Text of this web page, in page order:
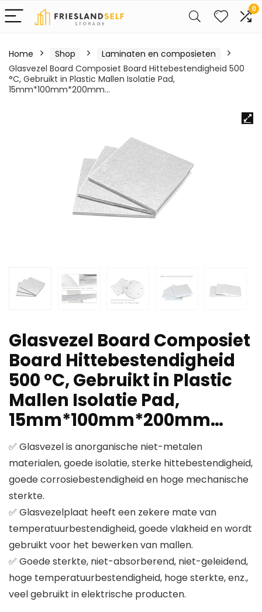
0
Home Shop
Laminaten en composieten
Glasvezel Board Composiet Board Hittebestendigheid 500
°C, Gebruikt in Plastic Mallen Isolatie Pad,
15mm*100mm*200mm…
Glasvezel Board Composiet
Board Hittebestendigheid
500 °C, Gebruikt in Plastic
Mallen Isolatie Pad,
15mm*100mm*200mm…
✅ Glasvezel is anorganische niet-metalen
materialen, goede isolatie, sterke hittebestendigheid,
goede corrosiebestendigheid en hoge mechanische
sterkte.
✅ Glasvezelplaat heeft een zekere mate van
temperatuurbestendigheid, goede vlakheid en wordt
gebruikt voor het bewerken van mallen.
✅ Goede sterkte, niet-absorberend, niet-geleidend,
hoge temperatuurbestendigheid, hoge sterkte, enz.,
veel gebruikt in elektrische producten.